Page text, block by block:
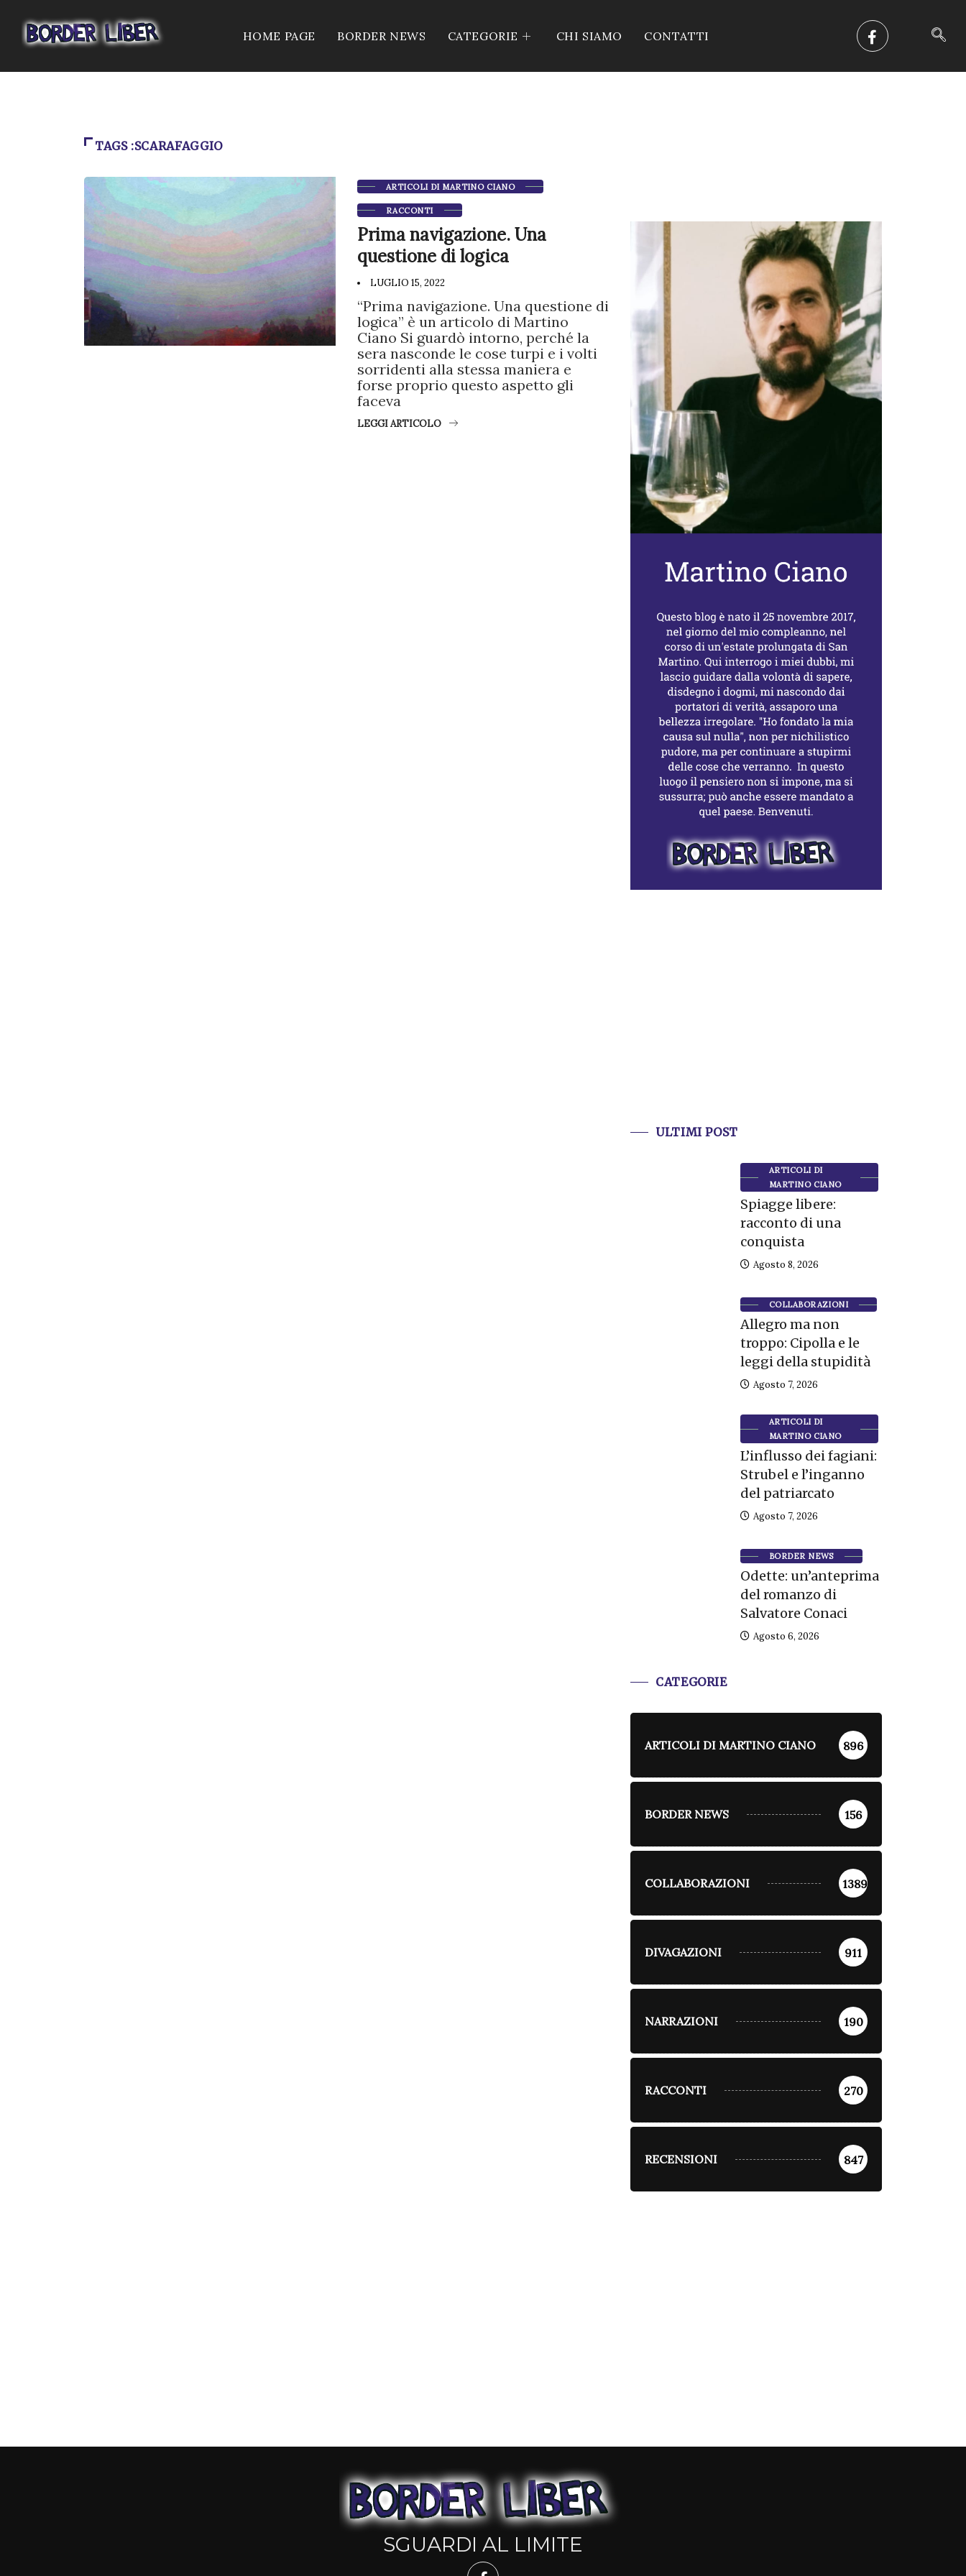
HOME PAGE BORDER NEWS CATEGORIE CHI SIAMO CONTATTI
TAGS :SCARAFAGGIO
ARTICOLI DI MARTINO CIANO
RACCONTI
Prima navigazione. Una
questione di logica
LUGLIO 15, 2022
“Prima navigazione. Una questione di
logica” è un articolo di Martino
Ciano Si guardò intorno, perché la
sera nasconde le cose turpi e i volti
sorridenti alla stessa maniera e
forse proprio questo aspetto gli
faceva
LEGGI ARTICOLO
ULTIMI POST
ARTICOLI DI
MARTINO CIANO
Spiagge libere:
racconto di una
conquista
Agosto 8, 2026
COLLABORAZIONI
Allegro ma non
troppo: Cipolla e le
leggi della stupidità
Agosto 7, 2026
ARTICOLI DI
MARTINO CIANO
L’influsso dei fagiani:
Strubel e l’inganno
del patriarcato
Agosto 7, 2026
BORDER NEWS
Odette: un’anteprima
del romanzo di
Salvatore Conaci
Agosto 6, 2026
CATEGORIE
ARTICOLI DI MARTINO CIANO 896
BORDER NEWS 156
COLLABORAZIONI 1389
DIVAGAZIONI 911
NARRAZIONI 190
RACCONTI 270
RECENSIONI 847
SGUARDI AL LIMITE